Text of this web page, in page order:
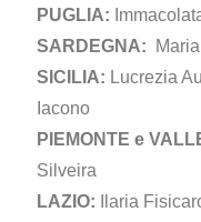
PUGLIA:
SARDEGNA:
SICILIA: Lucrezia
Iacono
PIEMONTE e
Silveira
LAZIO: Ilaria